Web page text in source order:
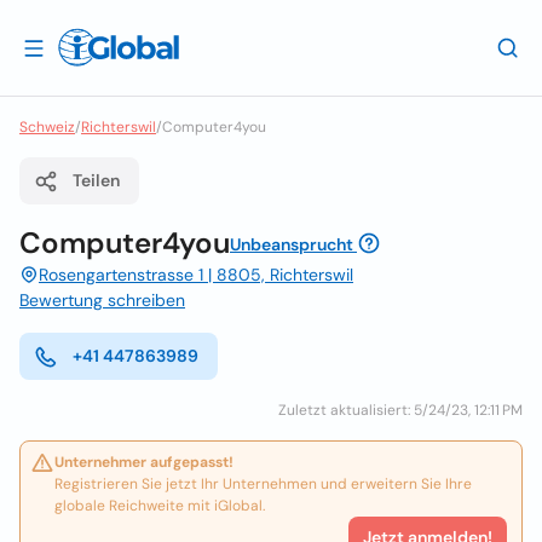
Schweiz/Richterswil/Computer4you
Teilen
Computer4youUnbeansprucht
Rosengartenstrasse 1 | 8805, Richterswil
Bewertung schreiben
+41 447863989
Zuletzt aktualisiert: 5/24/23, 12:11 PM
Unternehmer aufgepasst!
Registrieren Sie jetzt Ihr Unternehmen und erweitern Sie Ihre
globale Reichweite mit iGlobal.
Jetzt anmelden!